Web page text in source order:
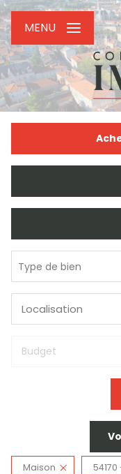
MENU
De l'immo pro
De l'immo pro
Type de bien
Localisation
Budget
Maison